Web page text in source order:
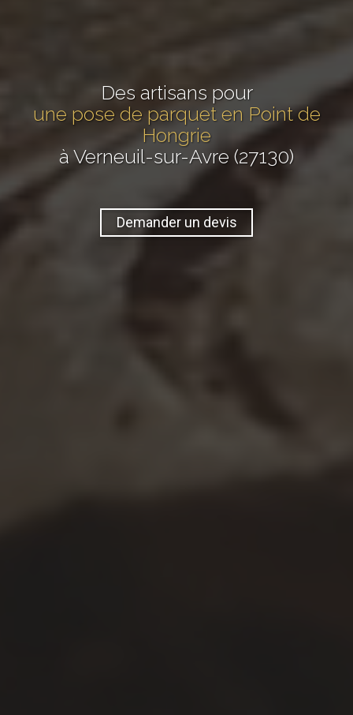
Des artisans pour
une pose de parquet en Point de
Hongrie
à Verneuil-sur-Avre (27130)
Demander un devis